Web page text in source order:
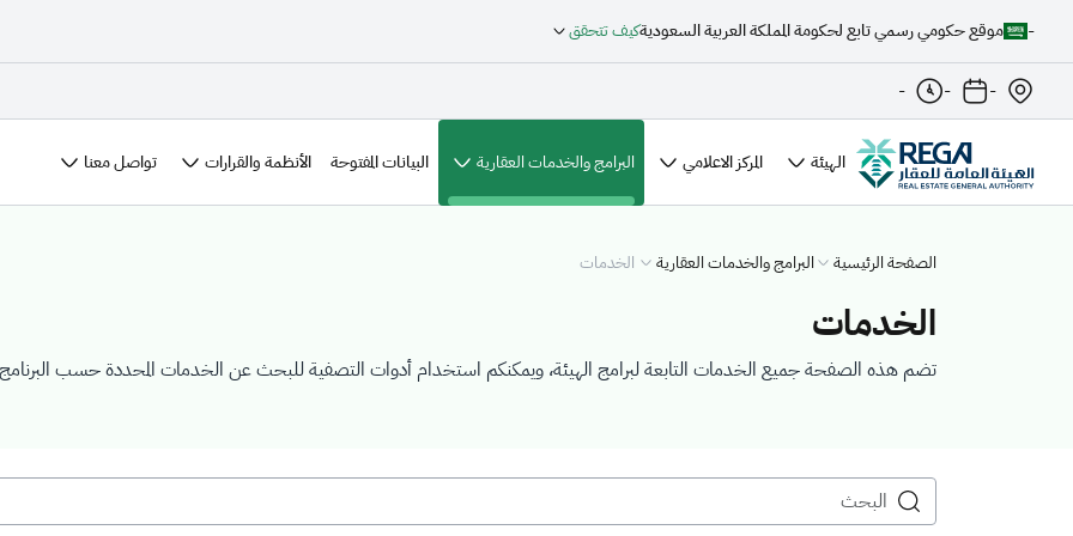
- موقع حكومي رسمي تابع لحكومة المملكة العربية السعوديةكيف تتحقق
-
-
-
الهيئة المركز الاعلامي البرامج والخدمات العقارية البيانات المفتوحة الأنظمة والقرارات تواصل معنا
الصفحة الرئيسية البرامج والخدمات العقارية الخدمات
الخدمات
تضم هذه الصفحة جميع الخدمات التابعة لبرامج الهيئة، ويمكنكم استخدام أدوات التصفية للبحث عن الخدمات المحددة حسب البرنامج